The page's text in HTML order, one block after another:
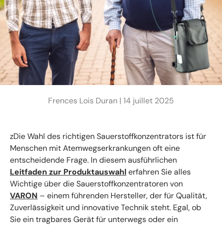
Frences Lois Duran | 14 juillet 2025
zDie Wahl des richtigen Sauerstoffkonzentrators ist für
Menschen mit Atemwegserkrankungen oft eine
entscheidende Frage. In diesem ausführlichen
Leitfaden zur Produktauswahlerfahren Sie alles
Wichtige über die Sauerstoffkonzentratoren von
VARON – einem führenden Hersteller, der für Qualität,
Zuverlässigkeit und innovative Technik steht. Egal, ob
Sie ein tragbares Gerät für unterwegs oder ein